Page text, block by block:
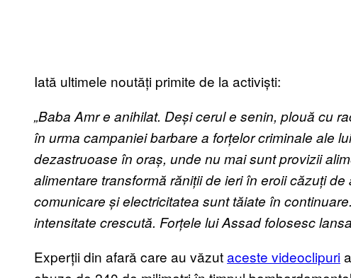
Iată ultimele noutăți primite de la activiști:
„Baba Amr e anihilat. Deși cerul e senin, plouă cu
în urma campaniei barbare a forțelor criminale ale
dezastruoase în oraș, unde nu mai sunt provizii
alimentare transformă răniții de ieri în eroii căzuți de
comunicare și electricitatea sunt tăiate în
intensitate crescută. Forțele lui Assad folosesc
Experții din afară care au văzutaceste videoclipuri